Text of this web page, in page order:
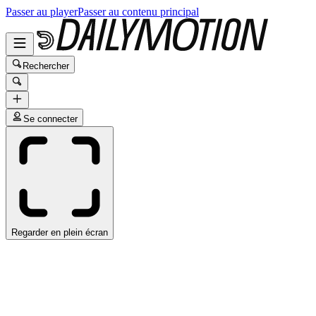
Passer au playerPasser au contenu principal
Rechercher
Se connecter
Regarder en plein écran